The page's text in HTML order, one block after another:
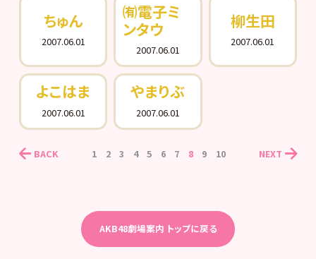
ちゅん
2007.06.01
㈲電子ミ
ンタウ
2007.06.01
柳生田
2007.06.01
よこはま
2007.06.01
やまりぶ
2007.06.01
BACK 1 2 3 4 5 6 7 8 9 10 NEXT
AKB48劇場案内 トップに戻る